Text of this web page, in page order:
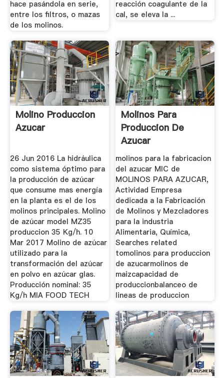
hace pasándola en serie,
entre los filtros, o mazas
de los molinos.
reacción coagulante de la
cal, se eleva la ...
Molino Produccion
Azucar
26 Jun 2016 La hidráulica
como sistema óptimo para
la producción de azúcar
que consume mas energía
en la planta es el de los
molinos principales. Molino
de azúcar model MZ35
produccion 35 Kg/h. 10
Mar 2017 Molino de azúcar
utilizado para la
transformación del azúcar
en polvo en azúcar glas.
Producción nominal: 35
Kg/h MIA FOOD TECH
Molinos Para
Produccion De
Azucar
molinos para la fabricacion
del azucar MIC de
MOLINOS PARA AZUCAR,
Actividad Empresa
dedicada a la Fabricación
de Molinos y Mezcladores
para la industria
Alimentaria, Química,
Searches related
tomolinos para produccion
de azucarmolinos de
maizcapacidad de
produccionbalanceo de
lineas de produccion